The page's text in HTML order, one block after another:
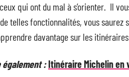
qui ont du mal à s’orienter. Il
telles fonctionnalités, vous
davantage sur les
également :Itinéraire Michelin